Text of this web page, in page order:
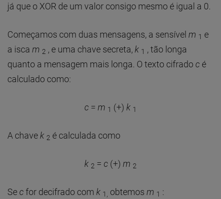
já que o XOR de um valor consigo mesmo é igual a 0.
Começamos com duas mensagens, a sensível m 1 e
a isca m 2 , e uma chave secreta,k 1 , tão longa
quanto a mensagem mais longa. O texto cifradoc é
calculado como:
c = m 1 (+) k 1
A chavek 2 é calculada como
k 2 = c (+) m 2
Secfor decifrado com k 1, obtemos m 1 :